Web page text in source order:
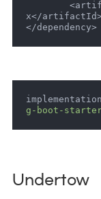
x</artifactId>
</dependency>
g-boot-
Undertow